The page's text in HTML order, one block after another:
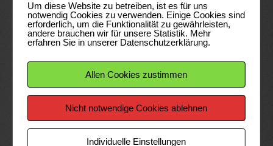
Um diese Website zu betreiben, ist es für uns
notwendig Cookies zu verwenden. Einige Cookies sind
erforderlich, um die Funktionalität zu gewährleisten,
andere brauchen wir für unsere Statistik. Mehr
erfahren Sie in unserer Datenschutzerklärung.